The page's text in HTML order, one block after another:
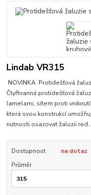
Lindab VR315
NOVINKA Protidešťová
Čtyřhranná protidešťová
lamelami, sítem proti
která svou konstrukcí
nutnosti osazovat žaluzii
Dostupnost
na dotaz
Průměr